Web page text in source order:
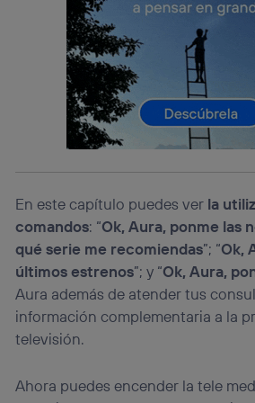
En este capítulo puedes ver la
comandos: “Ok, Aura, ponme las
qué serie me recomiendas”; “Ok,
últimos estrenos”; y “Ok, Aura,
Aura además de atender tus
información complementaria a la
televisión.
Ahora puedes encender la tele
Si utilizasdatos móviles
, el
personalizado, ya que se basará
navegación del usuario del móvil.
Puedes gestionar los
“Administrar Utiq” en la parte inferior
visitando el portal de privacidad de
(“consenthub”)
. Para más
política de privacidad de Utiq.